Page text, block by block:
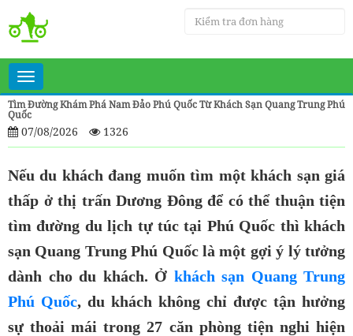
Toggle
navigation
Tìm Đường Khám Phá Nam Đảo Phú Quốc Từ Khách Sạn Quang Trung Phú
Quốc
07/08/2026 1326
Nếu du khách đang muốn tìm một khách sạn giá
thấp ở thị trấn Dương Đông để có thể thuận tiện
tìm đường du lịch tự túc tại Phú Quốc thì khách
sạn Quang Trung Phú Quốc là một gợi ý lý tưởng
dành cho du khách. Ở khách sạn Quang Trung
Phú Quốc, du khách không chỉ được tận hưởng
sự thoải mái trong 27 căn phòng tiện nghi hiện